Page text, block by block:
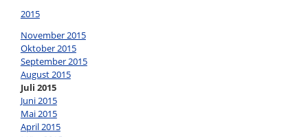
2015
November 2015
Oktober 2015
September 2015
August 2015
Juli 2015
Juni 2015
Mai 2015
April 2015